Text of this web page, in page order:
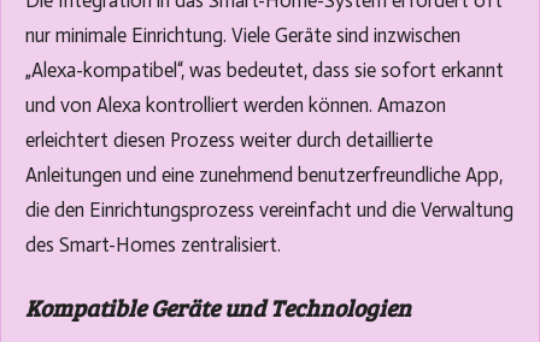
nur minimale Einrichtung. Viele Geräte sind inzwischen
„Alexa-kompatibel“, was bedeutet, dass sie sofort erkannt
und von Alexa kontrolliert werden können. Amazon
erleichtert diesen Prozess weiter durch detaillierte
Anleitungen und eine zunehmend benutzerfreundliche App,
die den Einrichtungsprozess vereinfacht und die Verwaltung
des Smart-Homes zentralisiert.
Kompatible Geräte und Technologien